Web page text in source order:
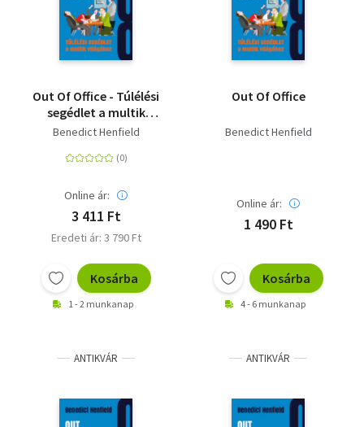
Out Of Office - Túlélési
segédlet a multik
világához
Benedict Henfield
Online ár:
3 411 Ft
Eredeti ár: 3 790 Ft
Kosárba
1 - 2 munkanap
Out Of Office
Benedict Henfield
Online ár:
1 490 Ft
Kosárba
4 - 6 munkanap
ANTIKVÁR ANTIKVÁR